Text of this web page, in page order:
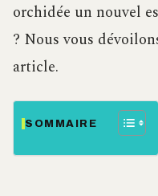
orchidée un nouvel
? Nous vous
article.
SOMMAIRE